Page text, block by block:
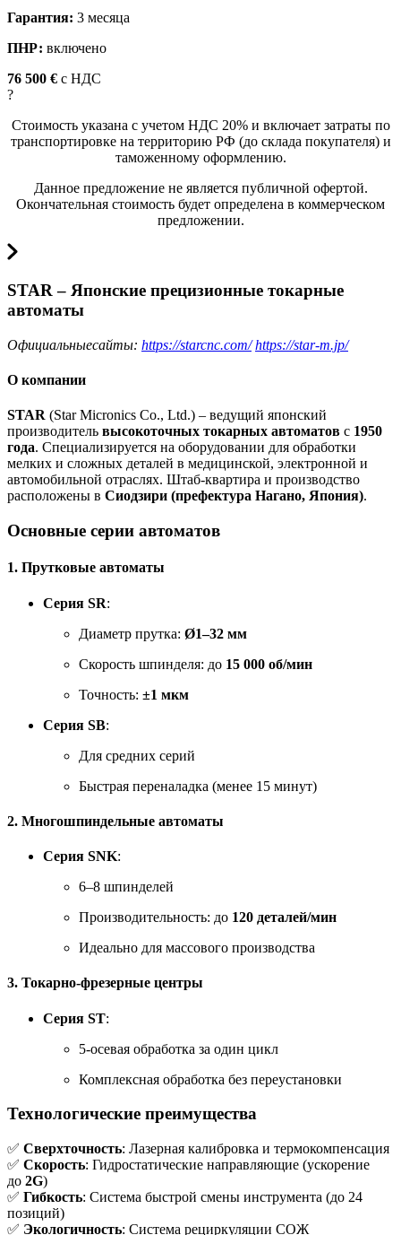
Гарантия: 3 месяца
ПНР: включено
76 500 € c НДС
?
Стоимость указана с учетом НДС 20% и включает затраты по
транспортировке на территорию РФ (до склада покупателя) и
таможенному оформлению.
Данное предложение не является публичной офертой.
Окончательная стоимость будет определена в коммерческом
предложении.
STAR – Японские прецизионные токарные
автоматы
Официальныесайты: https://starcnc.com/ https://star-m.jp/
О компании
STAR (Star Micronics Co., Ltd.) – ведущий японский
производитель высокоточных токарных автоматов с 1950
года. Специализируется на оборудовании для обработки
мелких и сложных деталей в медицинской, электронной и
автомобильной отраслях. Штаб-квартира и производство
расположены в Сиодзири (префектура Нагано, Япония).
Основные серии автоматов
1. Прутковые автоматы
Серия SR:
Диаметр прутка: Ø1–32 мм
Скорость шпинделя: до 15 000 об/мин
Точность: ±1 мкм
Серия SB:
Для средних серий
Быстрая переналадка (менее 15 минут)
2. Многошпиндельные автоматы
Серия SNK:
6–8 шпинделей
Производительность: до 120 деталей/мин
Идеально для массового производства
3. Токарно-фрезерные центры
Серия ST:
5-осевая обработка за один цикл
Комплексная обработка без переустановки
Технологические преимущества
✅ Сверхточность: Лазерная калибровка и термокомпенсация
✅ Скорость: Гидростатические направляющие (ускорение
до 2G)
✅ Гибкость: Система быстрой смены инструмента (до 24
позиций)
✅ Экологичность: Система рециркуляции СОЖ